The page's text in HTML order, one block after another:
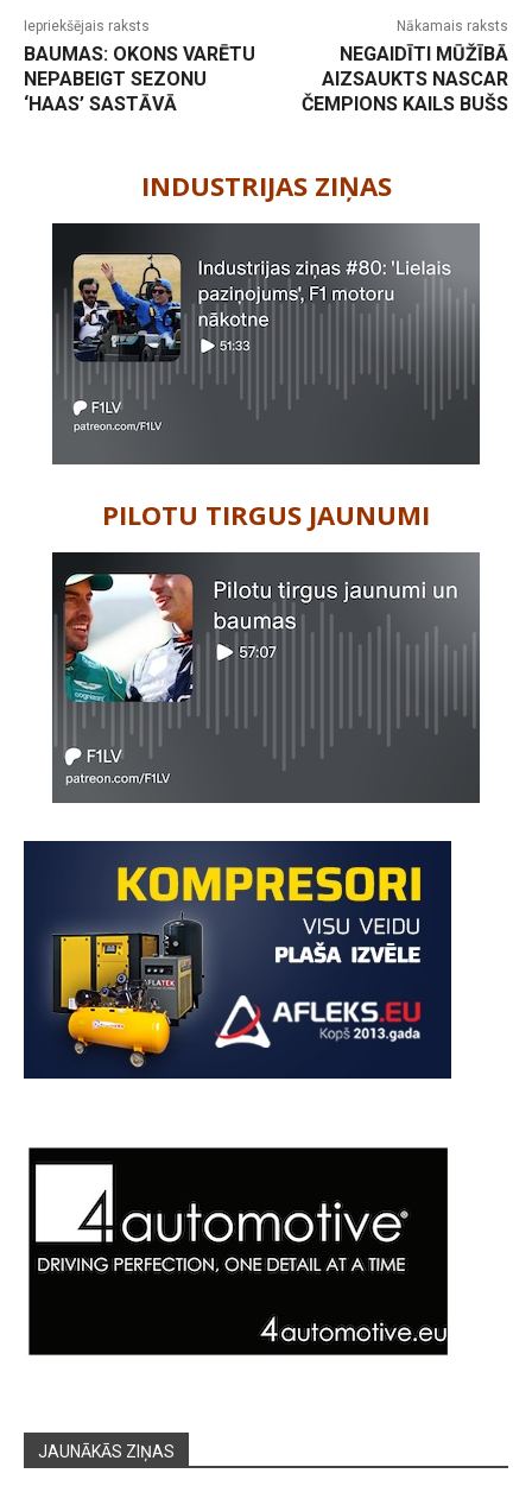
Iepriekšējais raksts
BAUMAS: OKONS VARĒTU
NEPABEIGT SEZONU
‘HAAS’ SASTĀVĀ
Nākamais raksts
NEGAIDĪTI MŪŽĪBĀ
AIZSAUKTS NASCAR
ČEMPIONS KAILS BUŠS
INDUSTRIJAS ZIŅAS
PILOTU TIRGUS JAUNUMI
JAUNĀKĀS ZIŅAS